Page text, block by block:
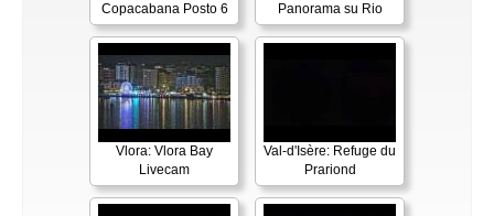
Copacabana Posto 6
Panorama su Rio
Vlora: Vlora Bay
Livecam
Val-d'Isère: Refuge du
Prariond